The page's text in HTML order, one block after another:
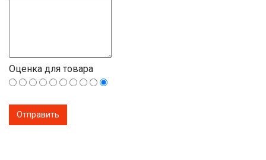
Оценка для товара